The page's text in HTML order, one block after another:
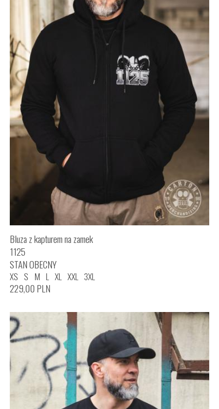
Bluza z kapturem na zamek
1125
STAN OBECNY
XS S M L XL XXL 3XL
229,00 PLN